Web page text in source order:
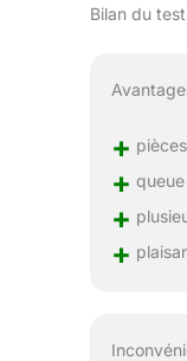
Bilan du test
+
+
+
+